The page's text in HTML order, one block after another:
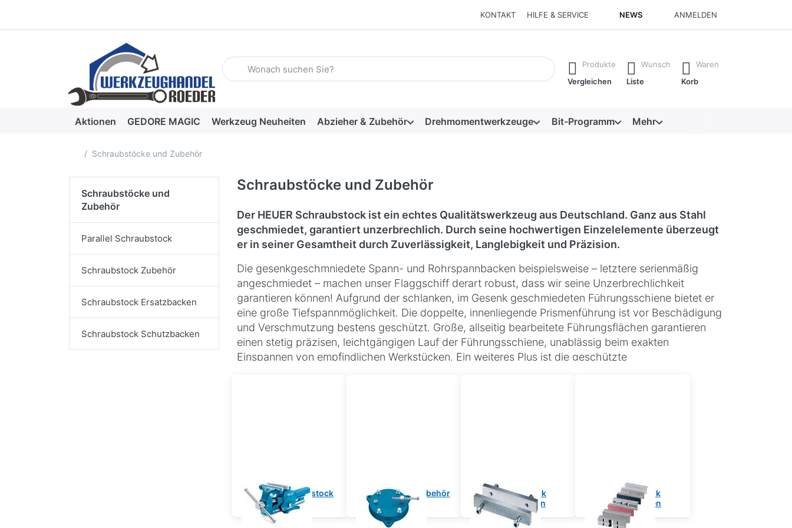
KONTAKT HILFE & SERVICE NEWS ANMELDEN
Geben Sie einen Suchbegriff ein. Während Sie tippen, erscheinen automatisch erste Ergebnisse. Drücken Sie die Eingabetaste, um alle
Produkte
Vergleichen
Wunsch
Liste
Waren
Korb
Aktionen GEDORE MAGIC Werkzeug Neuheiten Abzieher & Zubehör Drehmomentwerkzeuge Bit-Programm Mehr
Startseite
Schraubstöcke und Zubehör
Schraubstöcke und
Zubehör
Parallel Schraubstock
Schraubstock Zubehör
Schraubstock Ersatzbacken
Schraubstock Schutzbacken
Schraubstöcke und Zubehör
Der HEUER Schraubstock ist ein echtes Qualitätswerkzeug aus Deutschland. Ganz aus Stahl
geschmiedet, garantiert unzerbrechlich. Durch seine hochwertigen Einzelelemente überzeugt
er in seiner Gesamtheit durch Zuverlässigkeit, Langlebigkeit und Präzision.
Die gesenkgeschmniedete Spann- und Rohrspannbacken beispielsweise – letztere serienmäßig
angeschmiedet – machen unser Flaggschiff derart robust, dass wir seine Unzerbrechlichkeit
garantieren können! Aufgrund der schlanken, im Gesenk geschmiedeten Führungsschiene bietet er
eine große Tiefspannmöglichkeit. Die doppelte, innenliegende Prismenführung ist vor Beschädigung
und Verschmutzung bestens geschützt. Große, allseitig bearbeitete Führungsflächen garantieren
einen stetig präzisen, leichtgängigen Lauf der Führungsschiene, unablässig beim exakten
Einspannen von empfindlichen Werkstücken. Ein weiteres Plus ist die geschützte
Parallel Schraubstock Schraubstock Zubehör
Schraubstock
Ersatzbacken
Schraubstock
Schutzbacken